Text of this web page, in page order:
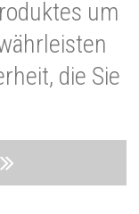
um
die Sie